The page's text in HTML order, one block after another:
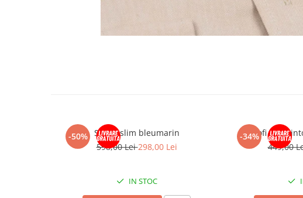
-50%
Sacou slim bleumarin
598,00 Lei298,00 Lei
IN STOC
-34%
Pantofi piele
449,00